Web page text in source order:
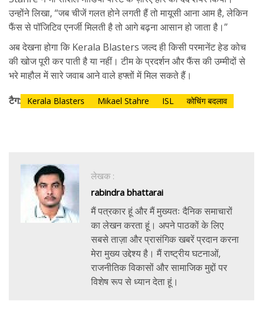
उन्होंने लिखा, “जब चीजें गलत होने लगती हैं तो मायूसी आना आम है, लेकिन
फैंस से पॉजिटिव एनर्जी मिलती है तो आगे बढ़ना आसान हो जाता है।”
अब देखना होगा कि Kerala Blasters जल्द ही किसी परमानेंट हेड कोच
की खोज पूरी कर पाती है या नहीं। टीम के प्रदर्शन और फैंस की उम्मीदों से
भरे माहौल में सारे जवाब आने वाले हफ्तों में मिल सकते हैं।
टैग:
Kerala Blasters Mikael Stahre ISL कोचिंग बदलाव
लेखक :
rabindra bhattarai
मैं पत्रकार हूं और मैं मुख्यतः दैनिक समाचारों
का लेखन करता हूं। अपने पाठकों के लिए
सबसे ताज़ा और प्रासंगिक खबरें प्रदान करना
मेरा मुख्य उद्देश्य है। मैं राष्ट्रीय घटनाओं,
राजनीतिक विकासों और सामाजिक मुद्दों पर
विशेष रूप से ध्यान देता हूं।